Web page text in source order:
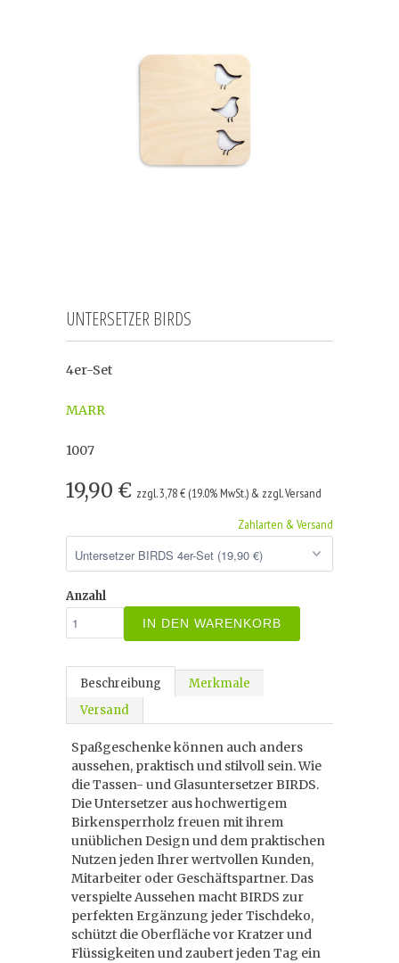
UNTERSETZER BIRDS
4er-Set
MARR
1007
19,90 € zzgl. 3,78 € (19.0% MwSt.) & zzgl. Versand
Zahlarten & Versand
Anzahl
IN DEN WARENKORB
Beschreibung
Merkmale
Versand
Spaßgeschenke können auch anders
aussehen, praktisch und stilvoll sein. Wie
die Tassen- und Glasuntersetzer BIRDS.
Die Untersetzer aus hochwertigem
Birkensperrholz freuen mit ihrem
unüblichen Design und dem praktischen
Nutzen jeden Ihrer wertvollen Kunden,
Mitarbeiter oder Geschäftspartner. Das
verspielte Aussehen macht BIRDS zur
perfekten Ergänzung jeder Tischdeko,
schützt die Oberfläche vor Kratzer und
Flüssigkeiten und zaubert jeden Tag ein